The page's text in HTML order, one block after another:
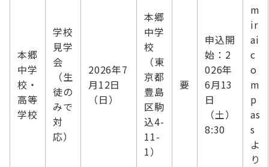
本郷
中学
校・
高等
学校
学校
見学
会
（生
徒の
みで
対
応）
2026年7
月12日
（日）
本郷
中学
校
（東
京都
豊島
区駒
込4-
11-
1）
要
申込開
始：2
026年
6月13
日
（土）
8:30
m
ir
ai
c
o
m
p
as
s
よ
り